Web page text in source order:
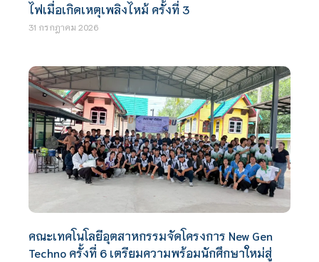
ไฟเมื่อเกิดเหตุเพลิงไหม้ ครั้งที่ 3
31 กรกฎาคม 2026
คณะเทคโนโลยีอุตสาหกรรมจัดโครงการ New Gen
Techno ครั้งที่ 6 เตรียมความพร้อมนักศึกษาใหม่สู่